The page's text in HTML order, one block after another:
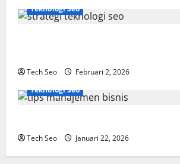
Teknologi Seo
Tech Seo
Februari 2, 2026
Teknologi Seo
Tech Seo Januari 22, 2026